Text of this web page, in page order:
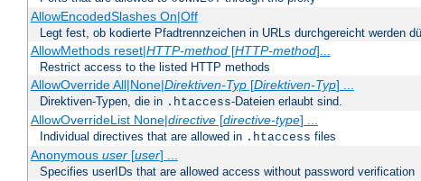
AllowEncodedSlashes On|Off
Legt fest, ob kodierte Pfadtrennzeichen in URLs durchgereicht werden
AllowMethods reset|HTTP-method[HTTP-method]...
Restrict access to the listed HTTP methods
AllowOverride All|None|Direktiven-Typ[Direktiven-Typ] ...
Direktiven-Typen, die in .htaccess-Dateien erlaubt sind.
AllowOverrideList None|directive[directive-type] ...
Individual directives that are allowed in .htaccess files
Anonymous user[user] ...
Specifies userIDs that are allowed access without password verification